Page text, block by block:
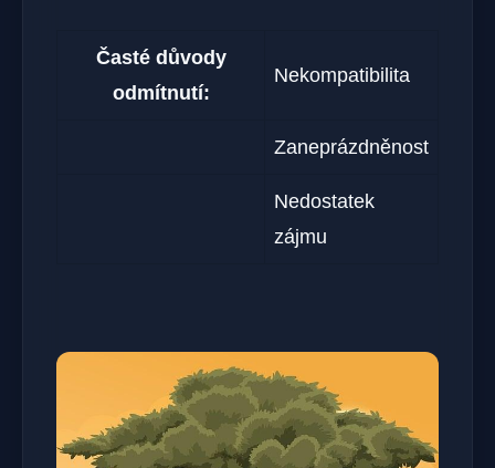
Časté důvody
odmítnutí:
Nekompatibilita
Zaneprázdněnost
Nedostatek
zájmu